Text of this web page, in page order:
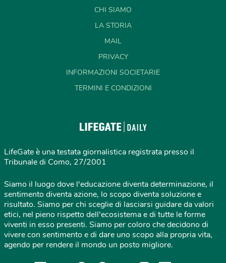
CHI SIAMO
LA STORIA
MAIL
PRIVACY
INFORMAZIONI SOCIETARIE
TERMINI E CONDIZIONI
LifeGate è una testata giornalistica registrata presso il
Tribunale di Como, 27/2001
Siamo il luogo dove l'educazione diventa determinazione, il
sentimento diventa azione, lo scopo diventa soluzione e
risultato. Siamo per chi sceglie di lasciarsi guidare da valori
etici, nel pieno rispetto dell'ecosistema e di tutte le forme
viventi in esso presenti. Siamo per coloro che decidono di
vivere con sentimento e di dare uno scopo alla propria vita,
agendo per rendere il mondo un posto migliore.